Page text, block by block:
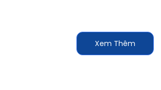
Xem Thêm